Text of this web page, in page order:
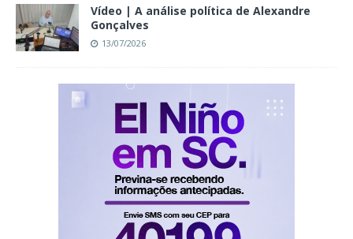
Vídeo | A análise política de Alexandre
Gonçalves
13/07/2026